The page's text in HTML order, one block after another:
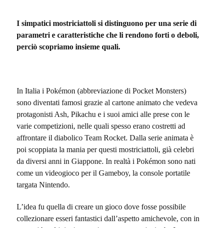
I simpatici mostriciattoli si distinguono per una serie di
parametri e caratteristiche che li rendono forti o deboli,
perciò scopriamo insieme quali.
In Italia i Pokémon (abbreviazione di Pocket Monsters)
sono diventati famosi grazie al cartone animato che vedeva
protagonisti Ash, Pikachu e i suoi amici alle prese con le
varie competizioni, nelle quali spesso erano costretti ad
affrontare il diabolico Team Rocket. Dalla serie animata è
poi scoppiata la mania per questi mostriciattoli, già celebri
da diversi anni in Giappone. In realtà i Pokémon sono nati
come un videogioco per il Gameboy, la console portatile
targata Nintendo.
L’idea fu quella di creare un gioco dove fosse possibile
collezionare esseri fantastici dall’aspetto amichevole, con in